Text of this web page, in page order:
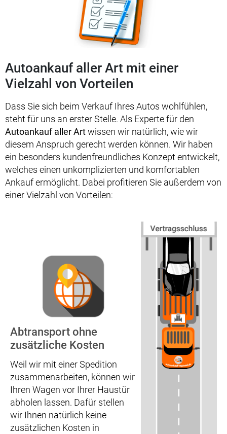
Autoankauf aller Art mit einer
Vielzahl von Vorteilen
Dass Sie sich beim Verkauf Ihres Autos wohlfühlen,
steht für uns an erster Stelle. Als Experte für den
Autoankauf aller Artwissen wir natürlich, wie wir
diesem Anspruch gerecht werden können. Wir haben
ein besonders kundenfreundliches Konzept entwickelt,
welches einen unkomplizierten und komfortablen
Ankauf ermöglicht. Dabei profitieren Sie außerdem von
einer Vielzahl von Vorteilen:
Abtransport ohne
zusätzliche Kosten
Weil wir mit einer Spedition
zusammenarbeiten, können wir
Ihren Wagen vor Ihrer Haustür
abholen lassen. Dafür stellen
wir Ihnen natürlich keine
zusätzlichen Kosten in